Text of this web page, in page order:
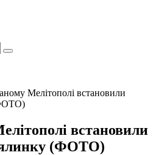
Мелітополі встановили
встановили
ялинку (ФОТО)